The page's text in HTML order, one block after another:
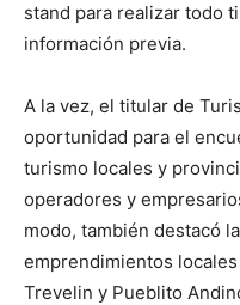
stand para realizar todo
información previa.
A la vez, el titular de
oportunidad para el
turismo locales y
operadores y
modo, también destacó
emprendimientos
Trevelin y Pueblito